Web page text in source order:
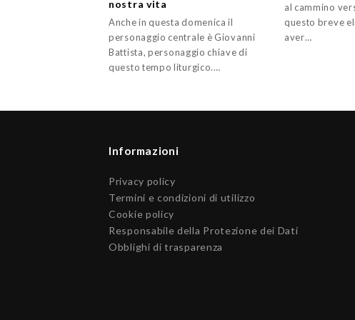
nostra vita
Anche in questa domenica il
personaggio centrale è Giovanni
Battista, personaggio chiave di
questo tempo liturgico.…
al cammino
questo breve
aver…
Informazioni
Privacy policy
Termini e condizioni di utilizzo
Cookie policy
Responsabile della Protezione dei Dati
Obblighi di trasparenza